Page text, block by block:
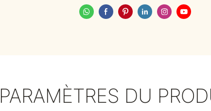
PARAMÈTRES DU